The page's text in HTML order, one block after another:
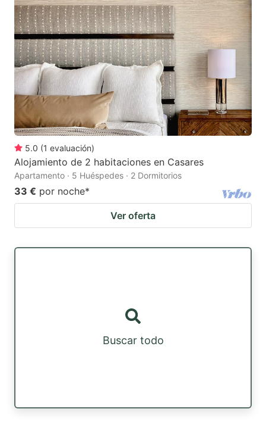
5.0 (1 evaluación)
Alojamiento de 2 habitaciones en Casares
Apartamento · 5 Huéspedes · 2 Dormitorios
33 € por noche*
Ver oferta
Buscar todo